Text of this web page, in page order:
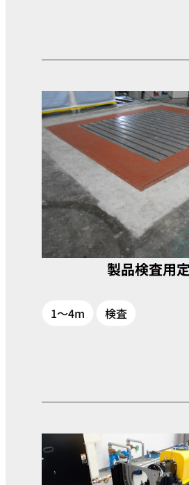
製品検査用
1～4m 検査